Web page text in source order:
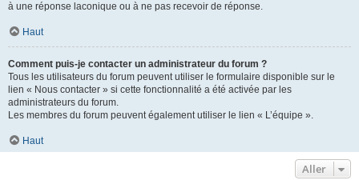
à une réponse laconique ou à ne pas recevoir de réponse.
Haut
Comment puis-je contacter un administrateur du forum ?
Tous les utilisateurs du forum peuvent utiliser le formulaire disponible sur le
lien « Nous contacter » si cette fonctionnalité a été activée par les
administrateurs du forum.
Les membres du forum peuvent également utiliser le lien « L’équipe ».
Haut
Aller